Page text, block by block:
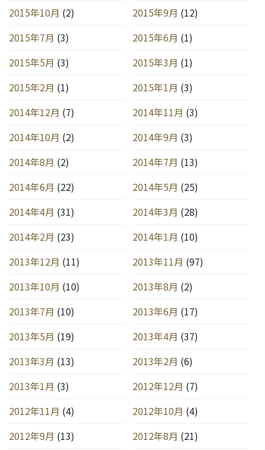
2015年10月 (2) 2015年9月 (12)
2015年7月 (3) 2015年6月 (1)
2015年5月 (3) 2015年3月 (1)
2015年2月 (1) 2015年1月 (3)
2014年12月 (7) 2014年11月 (3)
2014年10月 (2) 2014年9月 (3)
2014年8月 (2) 2014年7月 (13)
2014年6月 (22) 2014年5月 (25)
2014年4月 (31) 2014年3月 (28)
2014年2月 (23) 2014年1月 (10)
2013年12月 (11) 2013年11月 (97)
2013年10月 (10) 2013年8月 (2)
2013年7月 (10) 2013年6月 (17)
2013年5月 (19) 2013年4月 (37)
2013年3月 (13) 2013年2月 (6)
2013年1月 (3) 2012年12月 (7)
2012年11月 (4) 2012年10月 (4)
2012年9月 (13) 2012年8月 (21)